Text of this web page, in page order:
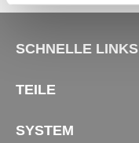
SCHNELLE LINKS
TEILE
SYSTEM